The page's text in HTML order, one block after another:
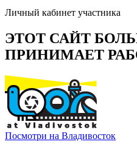
Личный кабинет участника
ЭТОТ САЙТ
ПРИНИМАЕТ
Посмотри на Владивосток